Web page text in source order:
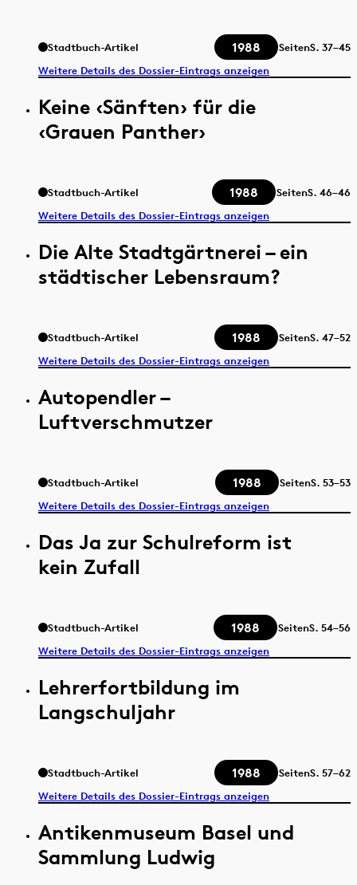
Stadtbuch-Artikel 1988 SeitenS. 37–45
Weitere Details des Dossier-Eintrags anzeigen
Keine ‹Sänften› für die
‹Grauen Panther›
Stadtbuch-Artikel 1988 SeitenS. 46–46
Weitere Details des Dossier-Eintrags anzeigen
Die Alte Stadtgärtnerei – ein
städtischer Lebensraum?
Stadtbuch-Artikel 1988 SeitenS. 47–52
Weitere Details des Dossier-Eintrags anzeigen
Autopendler –
Luftverschmutzer
Stadtbuch-Artikel 1988 SeitenS. 53–53
Weitere Details des Dossier-Eintrags anzeigen
Das Ja zur Schulreform ist
kein Zufall
Stadtbuch-Artikel 1988 SeitenS. 54–56
Weitere Details des Dossier-Eintrags anzeigen
Lehrerfortbildung im
Langschuljahr
Stadtbuch-Artikel 1988 SeitenS. 57–62
Weitere Details des Dossier-Eintrags anzeigen
Antikenmuseum Basel und
Sammlung Ludwig